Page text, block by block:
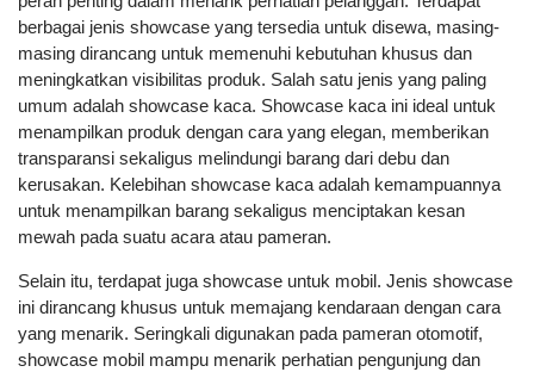
berbagai jenis showcase yang tersedia untuk disewa, masing-
masing dirancang untuk memenuhi kebutuhan khusus dan
meningkatkan visibilitas produk. Salah satu jenis yang paling
umum adalah showcase kaca. Showcase kaca ini ideal untuk
menampilkan produk dengan cara yang elegan, memberikan
transparansi sekaligus melindungi barang dari debu dan
kerusakan. Kelebihan showcase kaca adalah kemampuannya
untuk menampilkan barang sekaligus menciptakan kesan
mewah pada suatu acara atau pameran.
Selain itu, terdapat juga showcase untuk mobil. Jenis showcase
ini dirancang khusus untuk memajang kendaraan dengan cara
yang menarik. Seringkali digunakan pada pameran otomotif,
showcase mobil mampu menarik perhatian pengunjung dan